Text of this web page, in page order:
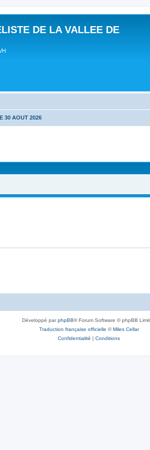
DE LA VALLEE DE
30 AOUT 2026
Développé parphpBB® Forum Software © phpBB
Traduction française officielle ©Miles Cellar
Confidentialité | Conditions